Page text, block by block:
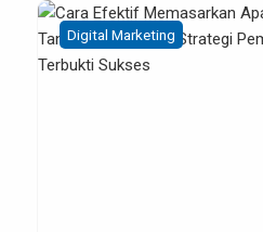
Digital Marketing